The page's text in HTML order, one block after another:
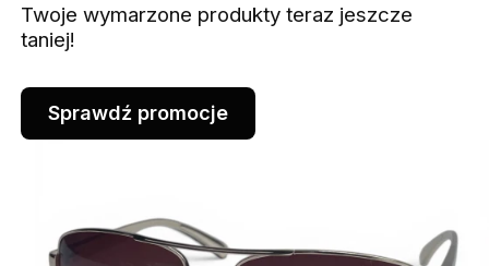
Twoje wymarzone produkty teraz jeszcze
taniej!
Sprawdź promocje